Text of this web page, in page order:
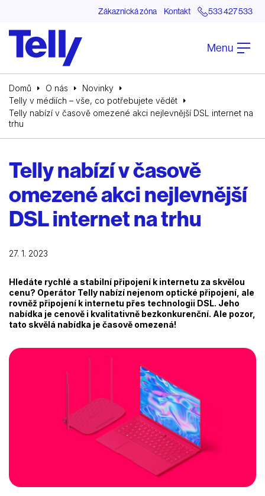
Zákaznická zóna Kontakt 533 427 533
Menu
Domů O nás
Novinky
Telly v médiích – vše, co potřebujete vědět
Telly nabízí v časově omezené akci nejlevnější DSL internet na
trhu
Telly nabízí v časově
omezené akci nejlevnější
DSL internet na trhu
27. 1. 2023
Hledáte rychlé a stabilní připojení k internetu za skvělou
cenu? Operátor Telly nabízí nejenom optické připojení, ale
rovněž připojení k internetu přes technologii DSL. Jeho
nabídka je cenově i kvalitativně bezkonkurenční. Ale pozor,
tato skvělá nabídka je časově omezená!